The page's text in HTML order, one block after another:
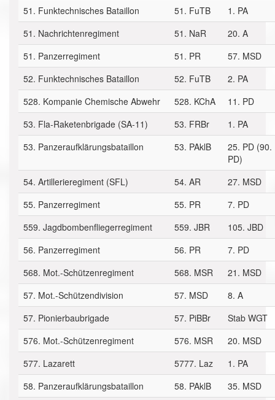
51. Funktechnisches Bataillon
51. FuTB
1. PA
51. Nachrichtenregiment
51. NaR
20. A
51. Panzerregiment
51. PR
57. MSD
52. Funktechnisches Bataillon
52. FuTB
2. PA
528. Kompanie Chemische Abwehr
528. KChA
11. PD
53. Fla-Raketenbrigade (SA-11)
53. FRBr
1. PA
53. Panzeraufklärungsbataillon
53. PAklB
25. PD (90.
PD)
54. Artillerieregiment (SFL)
54. AR
27. MSD
55. Panzerregiment
55. PR
7. PD
559. Jagdbombenfliegerregiment
559. JBR
105. JBD
56. Panzerregiment
56. PR
7. PD
568. Mot.-Schützenregiment
568. MSR
21. MSD
57. Mot.-Schützendivision
57. MSD
8. A
57. Pionierbaubrigade
57. PiBBr
Stab WGT
576. Mot.-Schützenregiment
576. MSR
20. MSD
577. Lazarett
5777. Laz
1. PA
58. Panzeraufklärungsbataillon
58. PAklB
35. MSD